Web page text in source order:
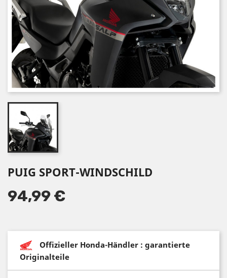
PUIG SPORT-WINDSCHILD
94,99 €
Offizieller Honda-Händler : garantierte
Originalteile